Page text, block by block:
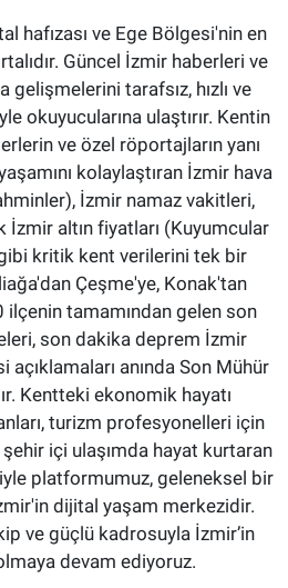
hafızası ve Ege Bölgesi'nin en
Güncel İzmir haberleri ve
gelişmelerini tarafsız, hızlı ve
okuyucularına ulaştırır. Kentin
ve özel röportajların yanı
kolaylaştıran İzmir hava
İzmir namaz vakitleri,
İzmir altın fiyatları (Kuyumcular
gibi kritik kent verilerini tek bir
Çeşme'ye, Konak'tan
ilçenin tamamından gelen son
son dakika deprem İzmir
açıklamaları anında Son Mühür
Kentteki ekonomik hayatı
turizm profesyonelleri için
içi ulaşımda hayat kurtaran
platformumuz, geleneksel bir
dijital yaşam merkezidir.
ve güçlü kadrosuyla İzmir’in
devam ediyoruz.